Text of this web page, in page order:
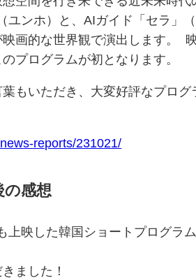
ユンホ）と、AIガイド「セラ」
画的な世界観で演出します。
プログラムが初となります。
もいただき、大変好評なプログ
reports/231021/
の感想
上映した韓国ショートプログラ
ました！